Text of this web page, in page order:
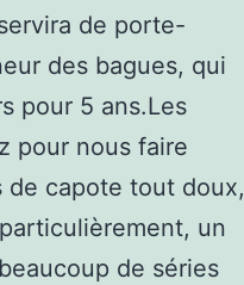
de porte-
des bagues, qui
pour 5 ans.Les
pour nous faire
de capote tout doux,
un
de séries